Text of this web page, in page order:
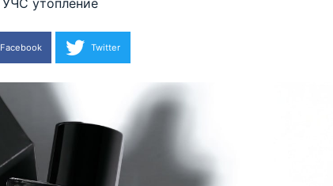
УЧС утопление
Facebook Twitter